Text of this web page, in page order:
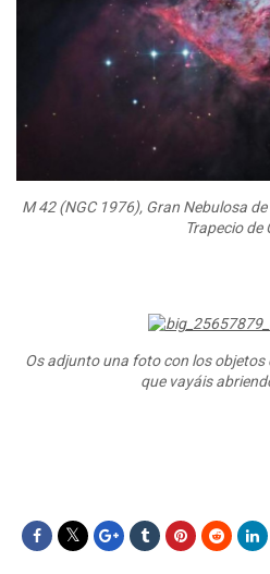
M 42 (NGC 1976), Gran Nebulosa
Trapecio de
Os adjunto una foto con los objetos
que vayáis